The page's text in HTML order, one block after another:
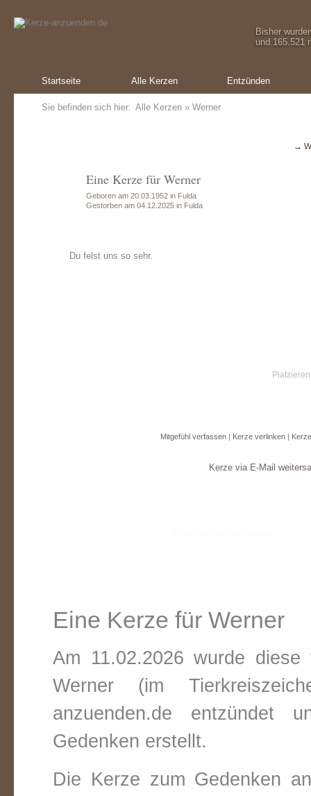
Bisher
und 165.521
Startseite Alle Kerzen Entzünden
Sie befinden sich hier: Alle Kerzen » Werner
→
Eine Kerze für Werner
Geboren am 20.03.1952 in Fulda
Gestorben am 04.12.2025 in Fulda
Du felst uns so sehr.
Mitgefühl verfassen | Kerze verlinken |
Kerze via E-Mail
Eine Kerze für Werner
Am 11.02.2026 wurde
Werner (im
anzuenden.de entzündet
Gedenken erstellt.
Die Kerze zum Gedenken